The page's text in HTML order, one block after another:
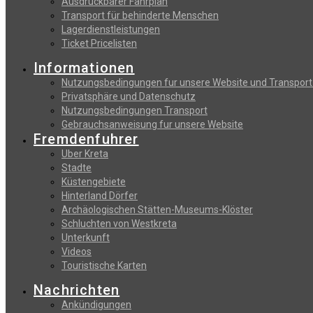
Transport für behinderte Menschen
Lagerdienstleistungen
Ticket Pricelisten
Informationen
Nutzungsbedingungen fur unsere Website und
Privatsphäre und Datenschutz
Nutzungsbedingungen Transport
Gebrauchsanweisung fur unsere Website
Fremdenfuhrer
Uber Kreta
Stadte
Küstengebiete
Hinterland Dörfer
Archäologischen Stätten-Museums-Klöster
Schluchten von Westkreta
Unterkunft
Videos
Touristische Karten
Nachrichten
Ankündigungen